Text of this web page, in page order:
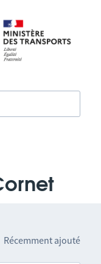
Récemment ajouté